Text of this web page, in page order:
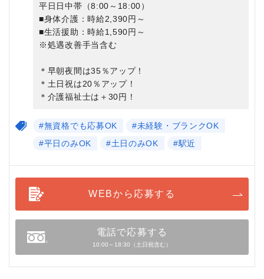
平日日中帯（8:00～18:00）
■身体介護：時給2,390円～
■生活援助：時給1,590円～
※処遇改善手当含む
＊早朝夜間は35％アップ！
＊土日祝は20％アップ！
＊介護福祉士は＋30円！
#無資格でも応募OK
#未経験・ブランクOK
#平日のみOK
#土日のみOK #駅近
WEBから応募する
電話で応募する
10:00～18:30（土日祝含む）